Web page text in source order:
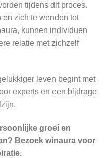
tijdens dit proces.
en zich te wenden tot
kunnen individuen
relatie met zichzelf
leven begint met
experts en een bijdrage
groei en
Bezoek winaura voor